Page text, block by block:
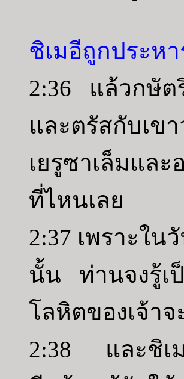
ชิเมอีถูกประห
2:36 แล้วกษัต
และตรัสกับเ
เยรูซาเล็มแ
ที่ไหนเลย
2:37 เพราะใ
นั้น ท่านจงรู้เ
โลหิตของเจ้าจ
2:38 และชิเ